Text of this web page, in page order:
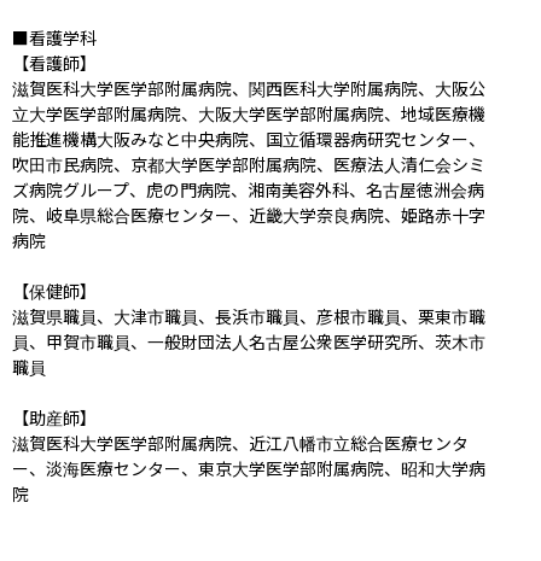
■看護学科
【看護師】
滋賀医科大学医学部附属病院、関西医科大学附属病院、大阪公
立大学医学部附属病院、大阪大学医学部附属病院、地域医療機
能推進機構大阪みなと中央病院、国立循環器病研究センター、
吹田市民病院、京都大学医学部附属病院、医療法人清仁会シミ
ズ病院グループ、虎の門病院、湘南美容外科、名古屋徳洲会病
院、岐阜県総合医療センター、近畿大学奈良病院、姫路赤十字
病院
【保健師】
滋賀県職員、大津市職員、長浜市職員、彦根市職員、栗東市職
員、甲賀市職員、一般財団法人名古屋公衆医学研究所、茨木市
職員
【助産師】
滋賀医科大学医学部附属病院、近江八幡市立総合医療センタ
ー、淡海医療センター、東京大学医学部附属病院、昭和大学病
院